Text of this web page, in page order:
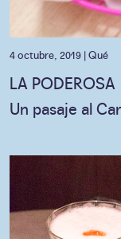
4 octubre, 2019 |Qué
LA PODEROSA
Un pasaje al